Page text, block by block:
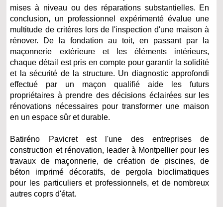
mises à niveau ou des réparations substantielles. En
conclusion, un professionnel expérimenté évalue une
multitude de critères lors de l'inspection d'une maison à
rénover. De la fondation au toit, en passant par la
maçonnerie extérieure et les éléments intérieurs,
chaque détail est pris en compte pour garantir la solidité
et la sécurité de la structure. Un diagnostic approfondi
effectué par un maçon qualifié aide les futurs
propriétaires à prendre des décisions éclairées sur les
rénovations nécessaires pour transformer une maison
en un espace sûr et durable.
Batiréno Pavicret est l'une des entreprises de
construction et rénovation, leader à Montpellier pour les
travaux de maçonnerie, de création de piscines, de
béton imprimé décoratifs, de pergola bioclimatiques
pour les particuliers et professionnels, et de nombreux
autres coprs d'état.